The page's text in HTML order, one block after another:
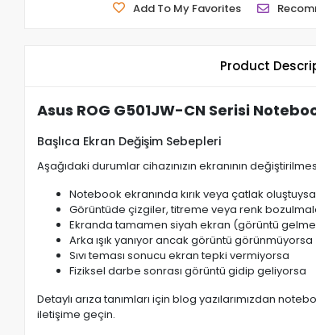
Add To My Favorites
Product
Asus ROG G501JW-CN Serisi
Başlıca Ekran Değişim Sebepleri
Aşağıdaki durumlar cihazınızın ekranının
Notebook ekranında kırık veya çatlak oluştuysa
Görüntüde çizgiler, titreme veya renk
Ekranda tamamen siyah ekran (görüntü
Arka ışık yanıyor ancak görüntü görünmüyorsa
Sıvı teması sonucu ekran tepki vermiyorsa
Fiziksel darbe sonrası görüntü gidip geliyorsa
Detaylı arıza tanımları için blog yazılarımızdan
iletişime geçin.